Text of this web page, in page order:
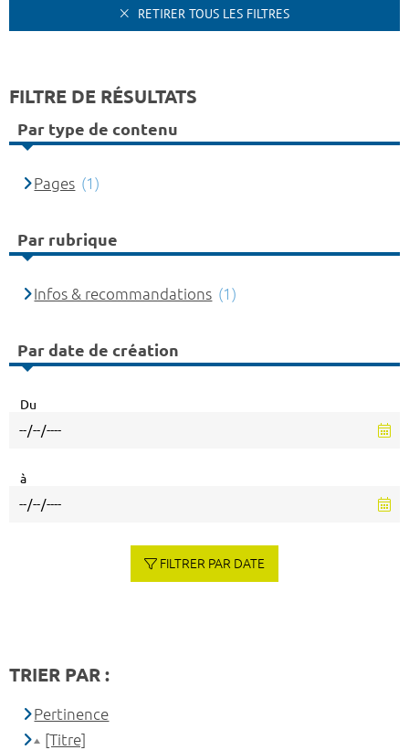
RETIRER TOUS LES FILTRES
FILTRE DE RÉSULTATS
Par type de contenu
Pages (1)
Par rubrique
Infos & recommandations (1)
Par date de création
Du
à
FILTRER PAR DATE
TRIER PAR :
Pertinence
[Titre]